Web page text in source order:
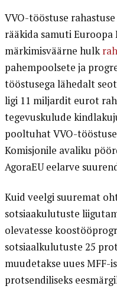
VVO-tööstuse
rääkida samuti Euroopa
märkimisväärne hulk
pahempoolsete ja
tööstusega lähedalt
ligi 11 miljardit eurot
tegevuskulude
pooltuhat VVO-
Komisjonile avaliku
AgoraEU eelarve
Kuid veelgi suuremat
sotsiaakulutuste
olevatesse
sotsiaalkulutuste 25
muudetakse uues MFF-
protsendiliseks